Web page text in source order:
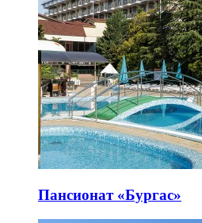
Пансионат «Бургас»